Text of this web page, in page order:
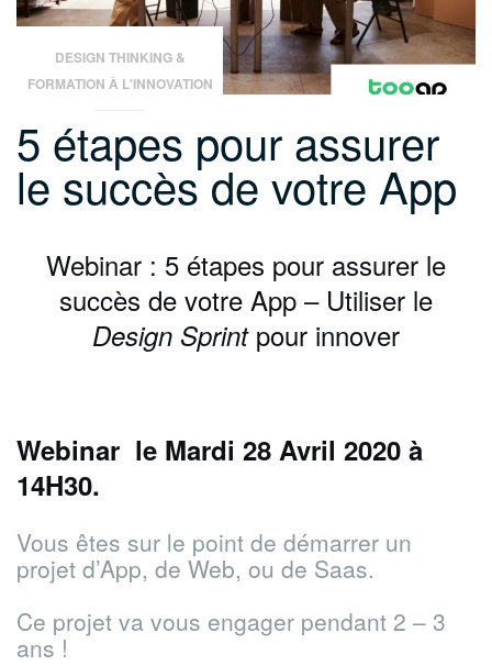
DESIGN THINKING &
FORMATION À L'INNOVATION
5 étapes pour assurer
le succès de votre App
Webinar : 5 étapes pour assurer le
succès de votre App – Utiliser le
Design Sprintpour innover
Webinar le Mardi 28 Avril 2020 à
14H30.
Vous êtes sur le point de démarrer un
projet d’App, de Web, ou de Saas.
Ce projet va vous engager pendant 2 – 3
ans !